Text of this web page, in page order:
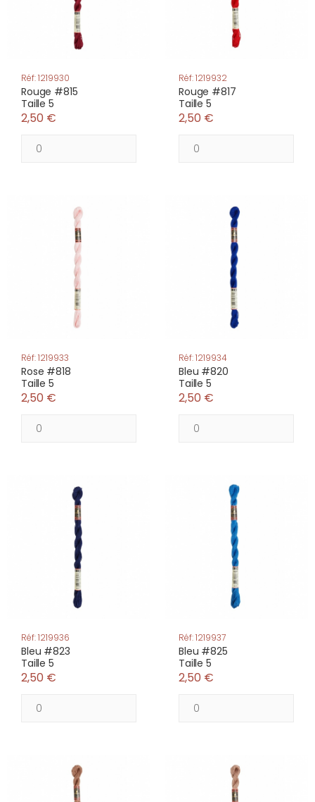
Réf: 1219930
Rouge #815
Taille 5
2,50 €
Réf: 1219932
Rouge #817
Taille 5
2,50 €
Réf: 1219933
Rose #818
Taille 5
2,50 €
Réf: 1219934
Bleu #820
Taille 5
2,50 €
Réf: 1219936
Bleu #823
Taille 5
2,50 €
Réf: 1219937
Bleu #825
Taille 5
2,50 €